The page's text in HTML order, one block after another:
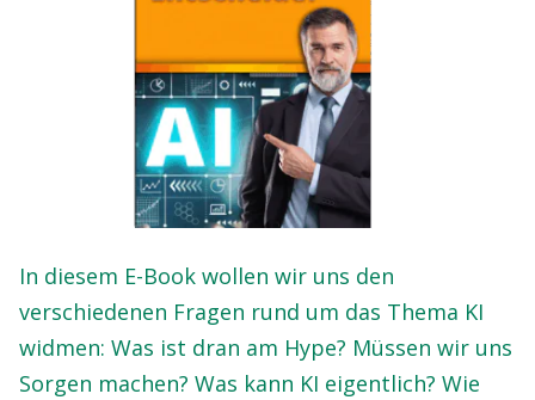
In diesem E-Book wollen wir uns den
verschiedenen Fragen rund um das Thema KI
widmen: Was ist dran am Hype? Müssen wir uns
Sorgen machen? Was kann KI eigentlich? Wie